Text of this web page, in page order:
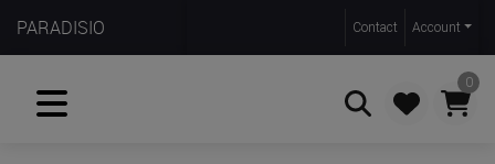
PARADISIO Contact Account
0